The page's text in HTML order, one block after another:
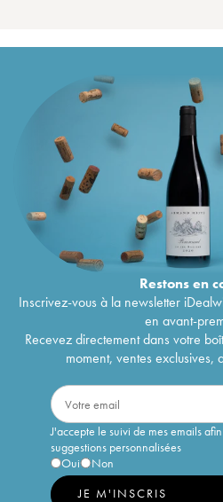
Restons en
Inscrivez-vous à la newsletter
en avant-
Recevez directement dans votre
moment, ventes exclusives,
J'accepte le suivi de mes emails
suggestions personnalisées
Oui
Non
JE M'INSCRIS